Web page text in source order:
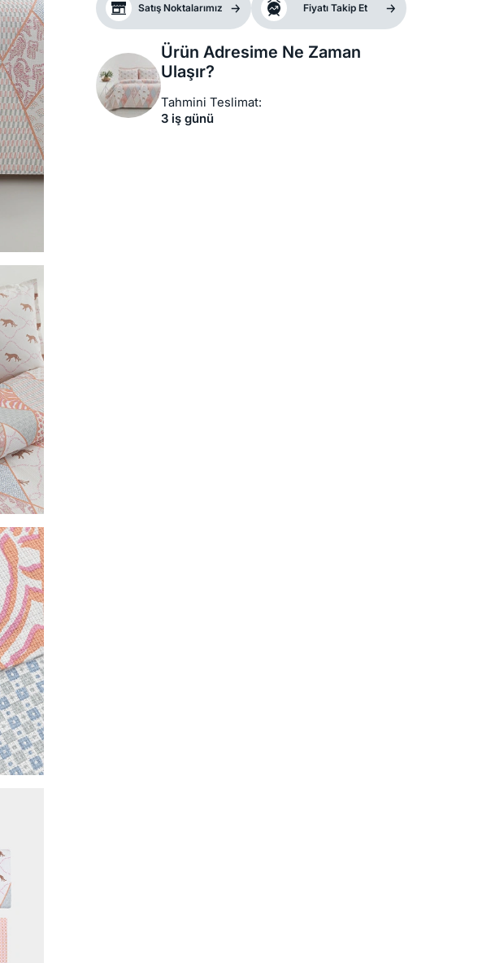
Satış Noktalarımız Fiyatı Takip Et
Ürün Adresime Ne Zaman
Ulaşır?
Tahmini Teslimat:
3 iş günü